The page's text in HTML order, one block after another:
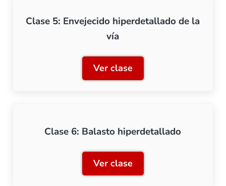
Clase 5: Envejecido hiperdetallado de la
vía
Ver claseClase 5: Envejecido
Clase 6: Balasto hiperdetallado
Ver claseClase 6: Balasto